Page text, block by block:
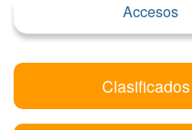
Accesos
Clasificados